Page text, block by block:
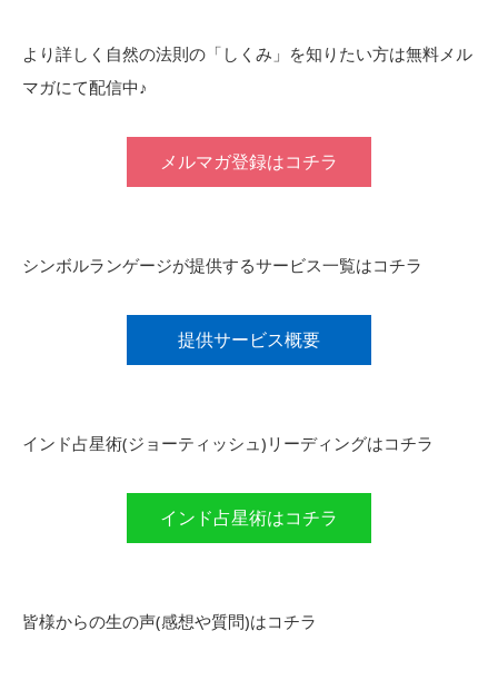
より詳しく自然の法則の「しくみ」を知りたい方は無料メル
マガにて配信中♪
メルマガ登録はコチラ
シンボルランゲージが提供するサービス一覧はコチラ
提供サービス概要
インド占星術(ジョーティッシュ)リーディングはコチラ
インド占星術はコチラ
皆様からの生の声(感想や質問)はコチラ